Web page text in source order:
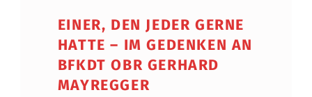
EINER, DEN JEDER GERNE
HATTE – IM GEDENKEN AN
BFKDT OBR GERHARD
MAYREGGER